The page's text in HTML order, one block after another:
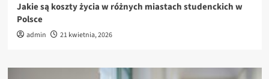
Jakie są koszty życia w różnych miastach studenckich w
Polsce
admin 21 kwietnia, 2026